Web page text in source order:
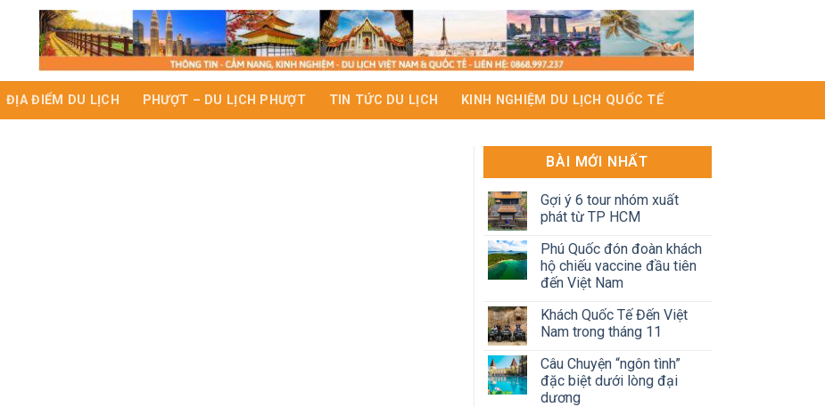
ĐỊA ĐIỂM DU LỊCH PHƯỢT – DU LỊCH PHƯỢT TIN TỨC DU LỊCH KINH NGHIỆM DU LỊCH QUỐC TẾ
BÀI MỚI NHẤT
Gợi ý 6 tour nhóm xuất
phát từ TP HCM
Phú Quốc đón đoàn khách
hộ chiếu vaccine đầu tiên
đến Việt Nam
Khách Quốc Tế Đến Việt
Nam trong tháng 11
Câu Chuyện “ngôn tình”
đặc biệt dưới lòng đại
dương